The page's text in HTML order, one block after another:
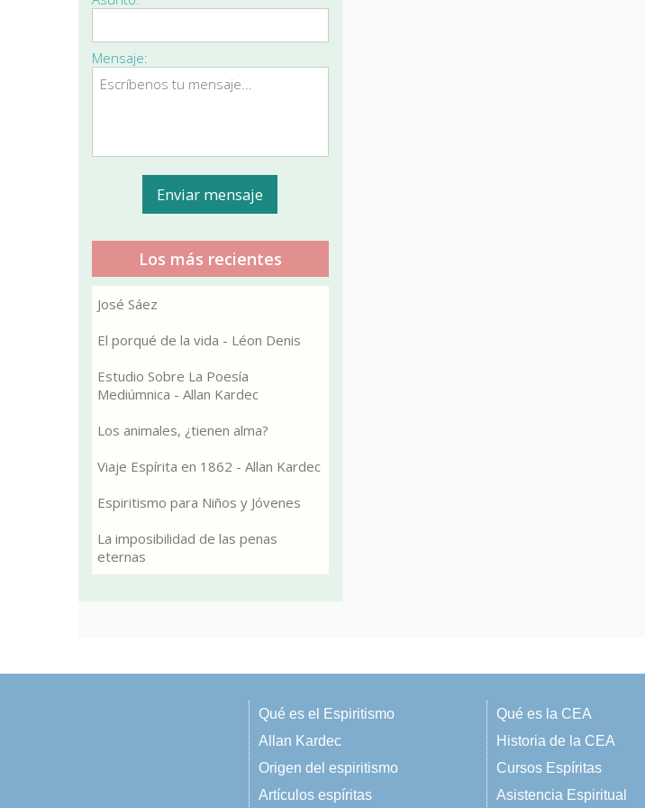
Mensaje:
Los más recientes
José Sáez
El porqué de la vida - Léon Denis
Estudio Sobre La Poesía
Mediúmnica - Allan Kardec
Los animales, ¿tienen alma?
Viaje Espírita en 1862 - Allan Kardec
Espiritismo para Niños y Jóvenes
La imposibilidad de las penas
eternas
Qué es el Espiritismo
Allan Kardec
Origen del espiritismo
Artículos espíritas
Qué es la CEA
Historia de la CEA
Cursos Espíritas
Asistencia Espiritual